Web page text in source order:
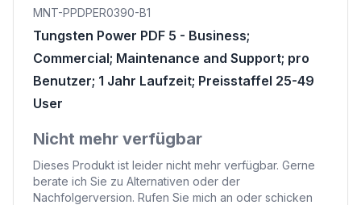
MNT-PPDPER0390-B1
Tungsten Power PDF 5 - Business;
Commercial; Maintenance and Support; pro
Benutzer; 1 Jahr Laufzeit; Preisstaffel 25-49
User
Nicht mehr verfügbar
Dieses Produkt ist leider nicht mehr verfügbar. Gerne
berate ich Sie zu Alternativen oder der
Nachfolgerversion. Rufen Sie mich an oder schicken